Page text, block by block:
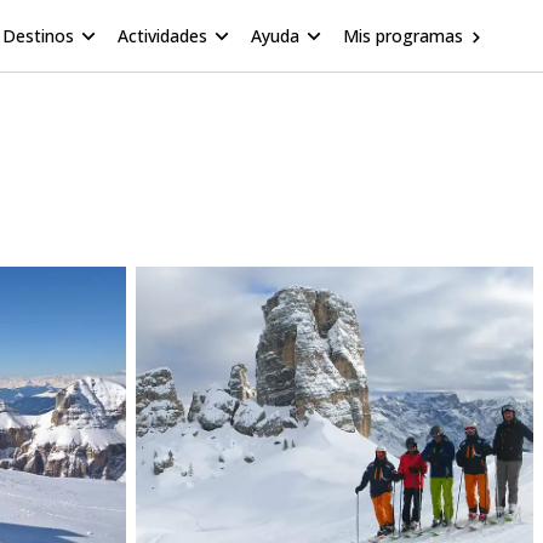
Destinos Actividades Ayuda Mis programas